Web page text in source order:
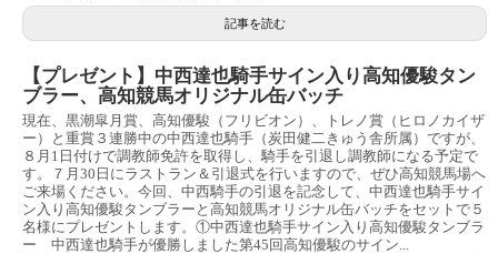
記事を読む
【プレゼント】中西達也騎手サイン入り高知優駿タン
ブラー、高知競馬オリジナル缶バッチ
現在、黒潮皐月賞、高知優駿（フリビオン）、トレノ賞（ヒロノカイザ
ー）と重賞３連勝中の中西達也騎手（炭田健二きゅう舎所属）ですが、
８月1日付けで調教師免許を取得し、騎手を引退し調教師になる予定で
す。７月30日にラストラン＆引退式を行いますので、ぜひ高知競馬場へ
ご来場ください。今回、中西騎手の引退を記念して、中西達也騎手サイ
ン入り高知優駿タンブラーと高知競馬オリジナル缶バッチをセットで５
名様にプレゼントします。①中西達也騎手サイン入り高知優駿タンブラ
ー 中西達也騎手が優勝しました第45回高知優駿のサイン...